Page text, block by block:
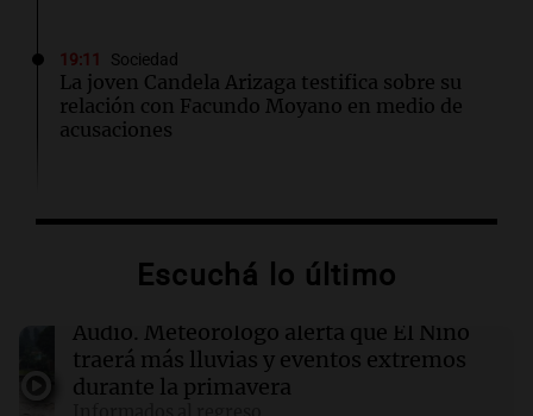
19:11 Sociedad
La joven Candela Arizaga testifica sobre su
relación con Facundo Moyano en medio de
acusaciones
Finalizan las lluvias en el AMBA: frío extremo
19:08 Política y Economía
Industriales santafesinos cruzaron a Caputo:
"No resuelve problemas productivos"
Escuchá lo último
Audio. Meteorólogo alerta que El Niño
traerá más lluvias y eventos extremos
durante la primavera